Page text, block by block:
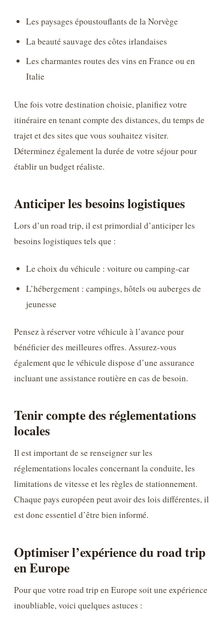
Les paysages époustouflants de la Norvège
La beauté sauvage des côtes irlandaises
Les charmantes routes des vins en France ou en
Italie
Une fois votre destination choisie, planifiez votre
itinéraire en tenant compte des distances, du temps de
trajet et des sites que vous souhaitez visiter.
Déterminez également la durée de votre séjour pour
établir un budget réaliste.
Anticiper les besoins logistiques
Lors d’un road trip, il est primordial d’anticiper les
besoins logistiques tels que :
Le choix du véhicule : voiture ou camping-car
L’hébergement : campings, hôtels ou auberges de
jeunesse
Pensez à réserver votre véhicule à l’avance pour
bénéficier des meilleures offres. Assurez-vous
également que le véhicule dispose d’une assurance
incluant une assistance routière en cas de besoin.
Tenir compte des réglementations
locales
Il est important de se renseigner sur les
réglementations locales concernant la conduite, les
limitations de vitesse et les règles de stationnement.
Chaque pays européen peut avoir des lois différentes, il
est donc essentiel d’être bien informé.
Optimiser l’expérience du road trip
en Europe
Pour que votre road trip en Europe soit une expérience
inoubliable, voici quelques astuces :